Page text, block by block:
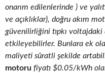
onarım edilenlerinde ) ve
ve açıklıklar), doğru akım
güvenilirliğini tıpkı
etkileyebilirler. Bunlara ek
maliyeti süratli şekilde
motoru fiyatı $0.05/kWh